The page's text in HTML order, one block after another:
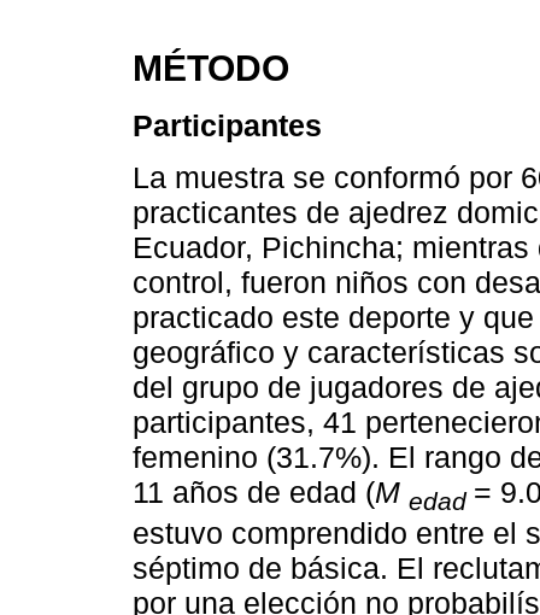
MÉTODO
Participantes
La muestra se conformó por
practicantes de ajedrez
Ecuador, Pichincha;
control, fueron niños con
practicado este deporte y
geográfico y características
del grupo de jugadores de
participantes, 41
femenino (31.7%). El rango
11 años de edad (M edad =
estuvo comprendido entre el
séptimo de básica. El
por una elección no